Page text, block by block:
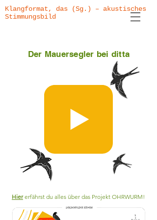
Klangformat, das (Sg.) – akustisches
Stimmungsbild
Der Mauersegler bei ditta
Hiererfährst du alles über das Projekt OHRWURM!